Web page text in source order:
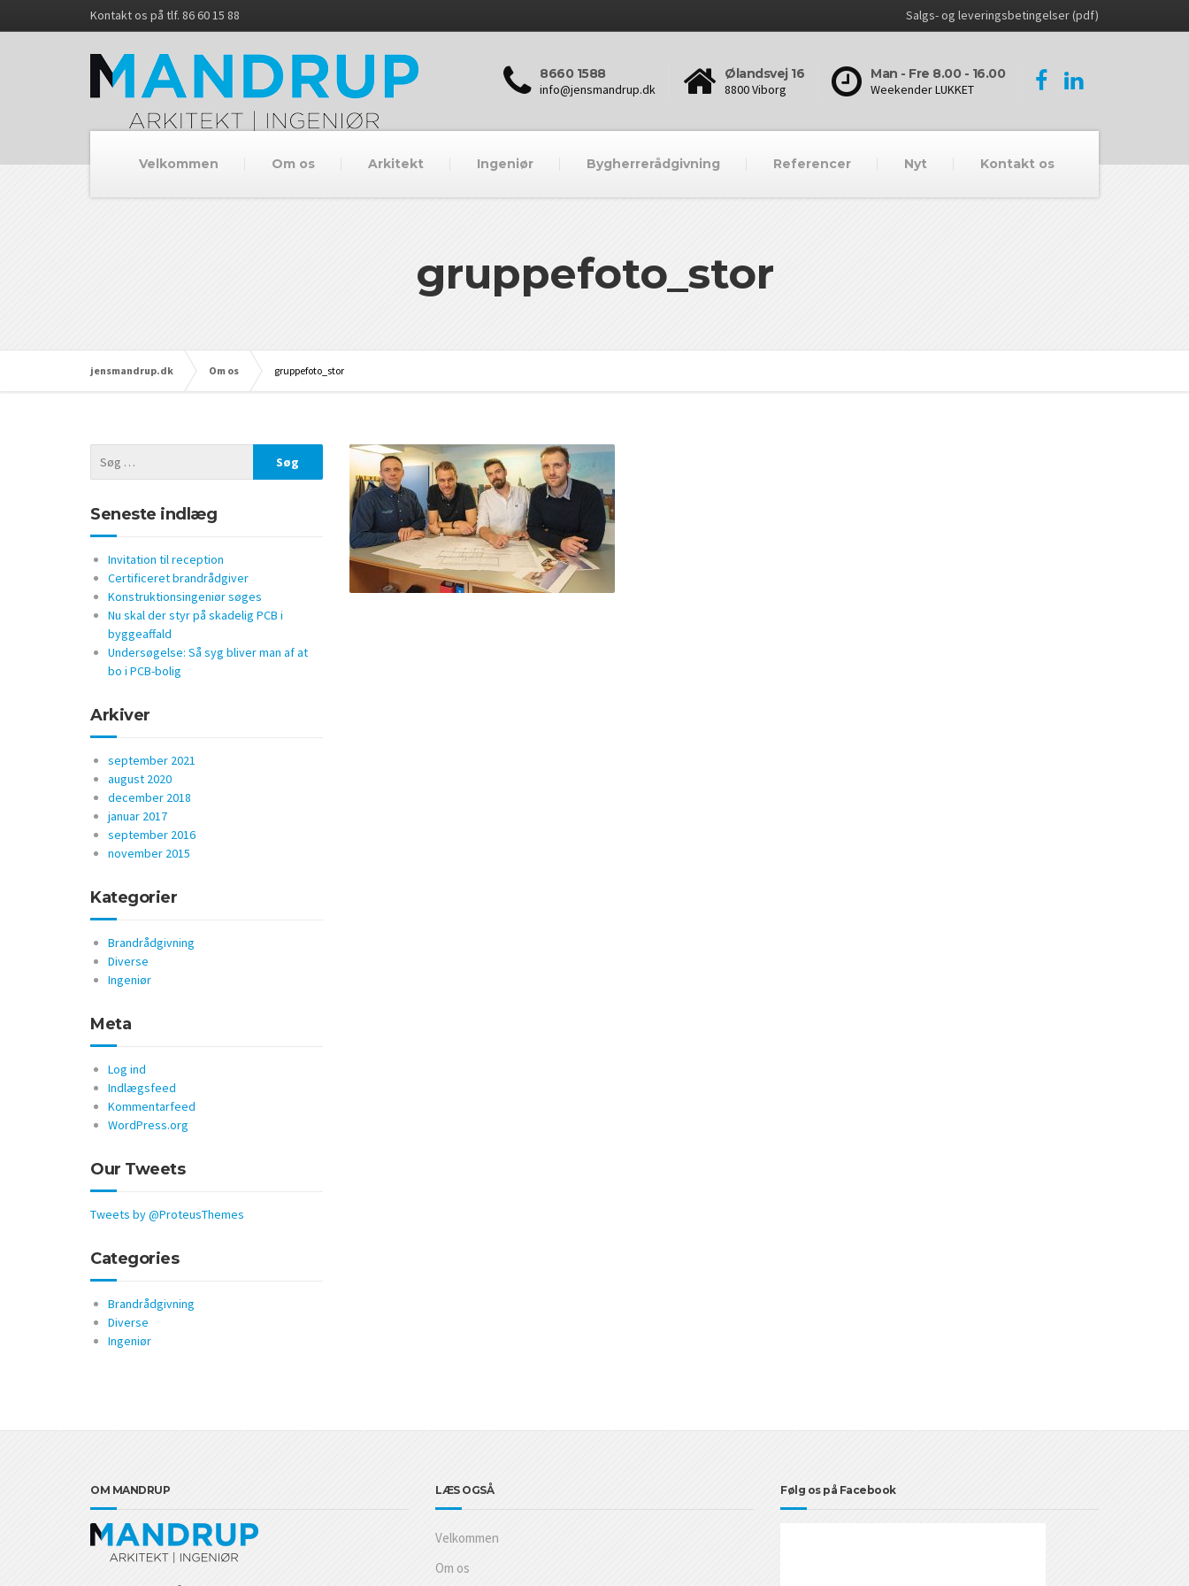
Kontakt os på tlf. 86 60 15 88 Salgs- og leveringsbetingelser (pdf)
8660 1588
info@jensmandrup.dk
Ølandsvej 16
8800 Viborg
Man - Fre 8.00 - 16.00
Weekender LUKKET
Velkommen Om os Arkitekt Ingeniør Bygherrerådgivning Referencer Nyt Kontakt os
gruppefoto_stor
jensmandrup.dk Om os gruppefoto_stor
Seneste indlæg
Invitation til reception
Certificeret brandrådgiver
Konstruktionsingeniør søges
Nu skal der styr på skadelig PCB i
byggeaffald
Undersøgelse: Så syg bliver man af at
bo i PCB-bolig
Arkiver
september 2021
august 2020
december 2018
januar 2017
september 2016
november 2015
Kategorier
Brandrådgivning
Diverse
Ingeniør
Meta
Log ind
Indlægsfeed
Kommentarfeed
WordPress.org
Our Tweets
Tweets by @ProteusThemes
Categories
Brandrådgivning
Diverse
Ingeniør
OM MANDRUP LÆS OGSÅ
Velkommen
Om os
Følg os på Facebook